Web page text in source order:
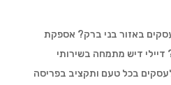
באזור בני ברק? אספקת
דיילי דיש מתמחה בשירותי
בכל טעם ותקציב בפריסה